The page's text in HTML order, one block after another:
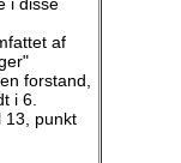
i disse
af
forstand,
i 6.
13, punkt